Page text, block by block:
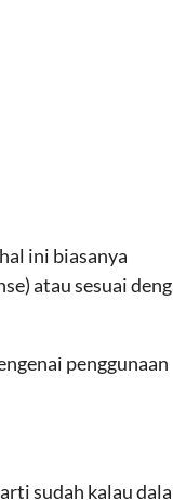
ini biasanya
atau sesuai
penggunaan
sudah kalau